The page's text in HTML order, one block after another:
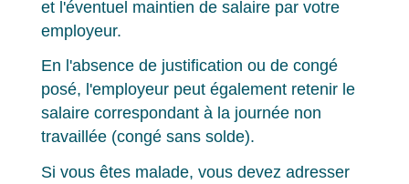
et l'éventuel maintien de salaire par votre
employeur.
En l'absence de justification ou de congé
posé, l'employeur peut également retenir le
salaire correspondant à la journée non
travaillée (congé sans solde).
Si vous êtes malade, vous devez adresser